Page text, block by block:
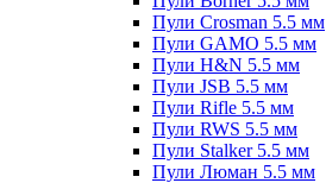
Пули Crosman 5.5 мм
Пули GAMO 5.5 мм
Пули H&N 5.5 мм
Пули JSB 5.5 мм
Пули Rifle 5.5 мм
Пули RWS 5.5 мм
Пули Stalker 5.5 мм
Пули Люман 5.5 мм